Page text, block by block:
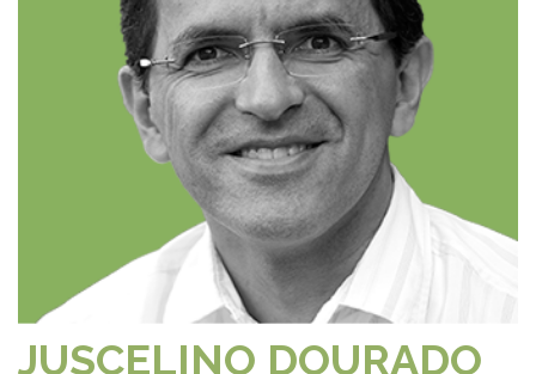
JUSCELINO DOURADO